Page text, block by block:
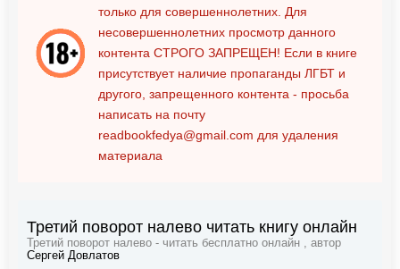
только для совершеннолетних. Для
несовершеннолетних просмотр данного
контента СТРОГО ЗАПРЕЩЕН! Если в книге
присутствует наличие пропаганды ЛГБТ и
другого, запрещенного контента - просьба
написать на почту
readbookfedya@gmail.com для удаления
материала
Третий поворот налево читать книгу онлайн
Третий поворот налево - читать бесплатно онлайн , автор
Сергей Довлатов